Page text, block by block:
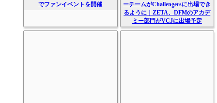
でファンイベントを開催
ーチームがChallengersに出場でき
るように｜ZETA、DFMのアカデ
ミー部門がVCJに出場予定